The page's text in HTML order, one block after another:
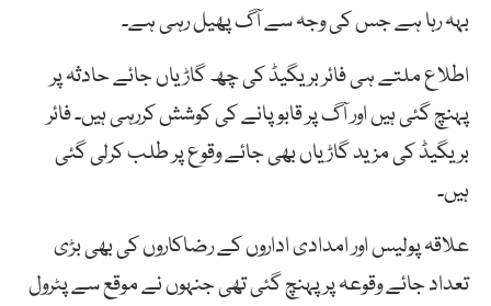
بہہ رہا ہے جس کی وجہ سے آگ پھیل رہی ہے۔
اطلاع ملتے ہی فائر بریگیڈ کی چھ گاڑیاں جائے حادثہ پر
پہنچ گئی ہیں اور آگ پر قابو پانے کی کوشش کررہی ہیں۔ فائر
بریگیڈ کی مزید گاڑیاں بھی جائے وقوع پر طلب کرلی گئی
ہیں۔
علاقہ پولیس اور امدادی اداروں کے رضاکاروں کی بھی بڑی
تعداد جائے وقوعہ پر پہنچ گئی تھی جنہوں نے موقع سے پٹرول